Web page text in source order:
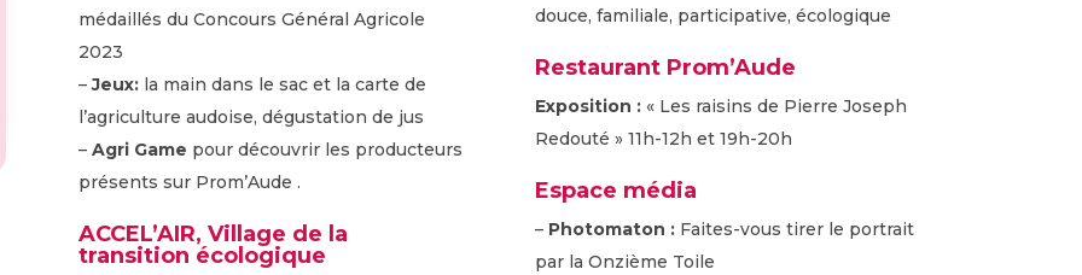
médaillés du Concours Général Agricole
2023
–Jeux:la main dans le sac et la carte de
l’agriculture audoise, dégustation de jus
– Agri Game pour découvrir les producteurs
présents sur Prom’Aude .
ACCEL’AIR, Village de la
transition écologique
douce, familiale, participative, écologique
Restaurant Prom’Aude
Exposition :« Les raisins de Pierre Joseph
Redouté » 11h-12h et 19h-20h
Espace média
– Photomaton :Faites-vous tirer le portrait
par la Onzième Toile